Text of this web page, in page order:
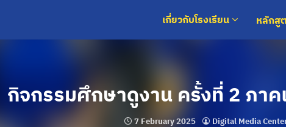
เกี่ยวกับโรงเรียน หลักสู
กิจกรรมศึกษาดูงาน ครั้งที่ 2 ภา
7 February 2025 Digital Media